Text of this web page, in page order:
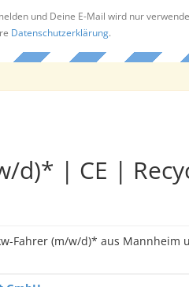
und Deine E-Mail wird nur
Datenschutzerklärung.
d)* | CE |
Fahrer (m/w/d)* aus Mannheim